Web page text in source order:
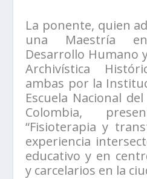
La ponente, quien
una Maestría
Desarrollo Humano
Archivística
ambas por la
Escuela Nacional
Colombia,
“Fisioterapia y
experiencia
educativo y en
y carcelarios en la